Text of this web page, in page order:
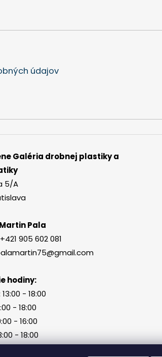
údajov
Galéria drobnej plastiky a
5/A
Pala
+421 905 602 081
hodiny:
- 18:00
- 18:00
- 16:00
- 18:00